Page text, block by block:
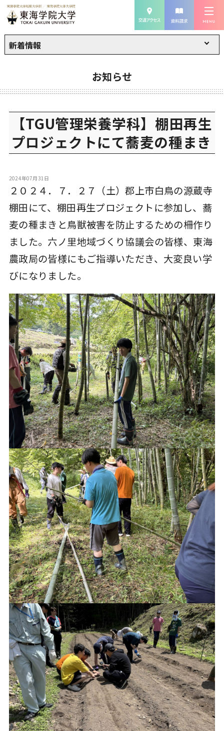
新着情報
お知らせ
【TGU管理栄養学科】棚田再生
プロジェクトにて蕎麦の種まき
2024年07月31日
２０２４．７．２７（土）郡上市白鳥の源蔵寺
棚田にて、棚田再生プロジェクトに参加し、蕎
麦の種まきと鳥獣被害を防止するための柵作り
ました。六ノ里地域づくり協議会の皆様、東海
農政局の皆様にもご指導いただき、大変良い学
びになりました。